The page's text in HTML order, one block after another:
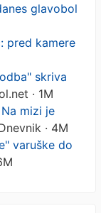
glavobol
pred kamere
skriva
· 1M
mizi je
· 4M
varuške do